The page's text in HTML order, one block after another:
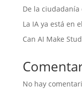
De la
La IA ya está en
Can AI Make
No hay